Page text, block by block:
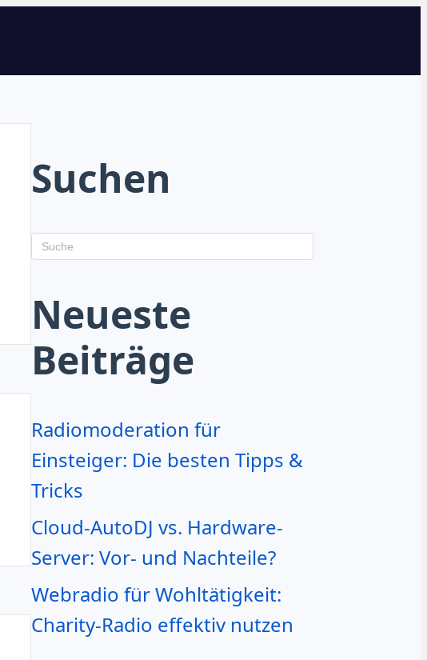
Suchen
Neueste
Beiträge
Radiomoderation für
Einsteiger: Die besten Tipps &
Tricks
Cloud-AutoDJ vs. Hardware-
Server: Vor- und Nachteile?
Webradio für Wohltätigkeit:
Charity-Radio effektiv nutzen